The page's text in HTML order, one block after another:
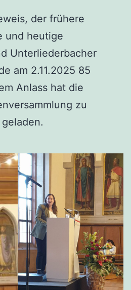
der frühere
und heutige
Unterliederbacher
am 2.11.2025 85
Anlass hat die
zu